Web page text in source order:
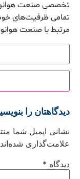
تخصصی صنعت
تمامی ظرفیت‌های
مرتبط با صنعت
دیدگاهتان را
نشانی ایمیل شما
علامت‌گذاری شده‌اند
دیدگاه *